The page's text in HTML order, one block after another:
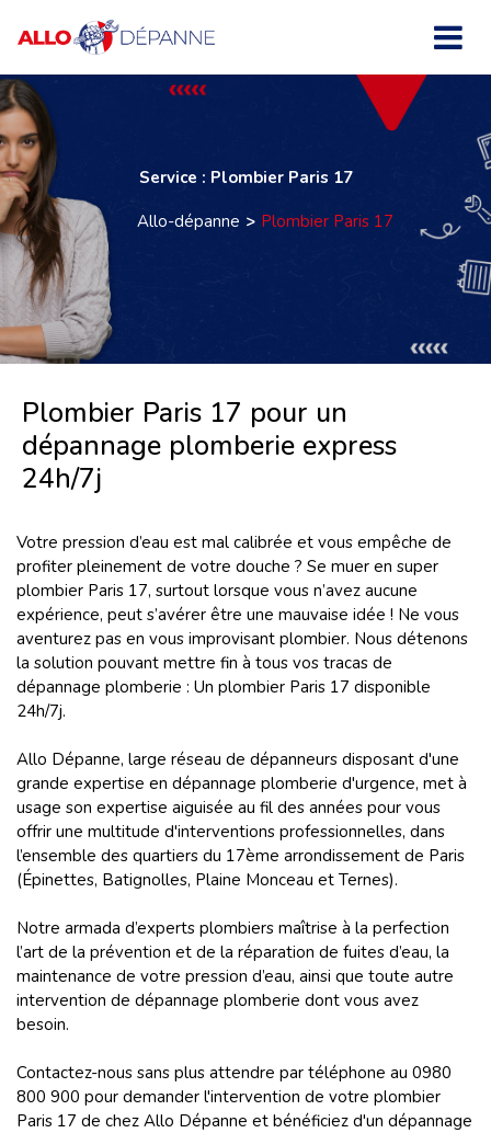
Service : Plombier Paris 17
Allo-dépanne
Plombier Paris 17
Plombier Paris 17 pour un
dépannage plomberie express
24h/7j
Votre pression d’eau est mal calibrée et vous empêche de
profiter pleinement de votre douche ? Se muer en super
plombier Paris 17, surtout lorsque vous n’avez aucune
expérience, peut s’avérer être une mauvaise idée ! Ne vous
aventurez pas en vous improvisant plombier. Nous détenons
la solution pouvant mettre fin à tous vos tracas de
dépannage plomberie : Un plombier Paris 17 disponible
24h/7j.
Allo Dépanne, large réseau de dépanneurs disposant d'une
grande expertise en dépannage plomberie d'urgence, met à
usage son expertise aiguisée au fil des années pour vous
offrir une multitude d'interventions professionnelles, dans
l’ensemble des quartiers du 17ème arrondissement de Paris
(Épinettes, Batignolles, Plaine Monceau et Ternes).
Notre armada d’experts plombiers maîtrise à la perfection
l’art de la prévention et de la réparation de fuites d’eau, la
maintenance de votre pression d’eau, ainsi que toute autre
intervention de dépannage plomberie dont vous avez
besoin.
Contactez-nous sans plus attendre par téléphone au 0980
800 900 pour demander l'intervention de votre plombier
Paris 17 de chez Allo Dépanne et bénéficiez d'un dépannage